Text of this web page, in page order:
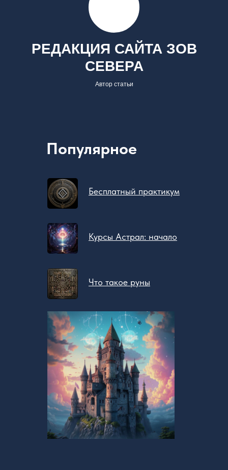
РЕДАКЦИЯ САЙТА ЗОВ
СЕВЕРА
Автор статьи
Что такое руны
Курсы Астрал: начало
Бесплатный практикум
Популярное
@zovsevera Бесплатное обучение